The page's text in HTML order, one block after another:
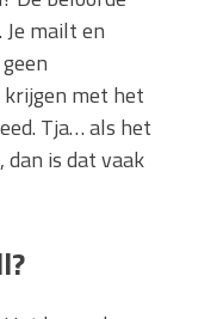
mailt en
met het
Tja… als het
is dat vaak